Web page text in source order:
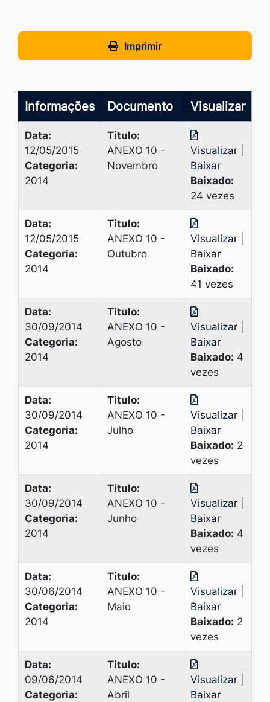
Imprimir
Informações Documento Visualizar
Data:
12/05/2015
Categoria:
2014
Titulo:
ANEXO 10 -
Novembro
Visualizar
Baixar
Baixado:
24 vezes
Data:
12/05/2015
Categoria:
2014
Titulo:
ANEXO 10 -
Outubro
Visualizar
Baixar
Baixado:
41 vezes
Data:
30/09/2014
Categoria:
2014
Titulo:
ANEXO 10 -
Agosto
Visualizar
Baixar
Baixado: 4
vezes
Data:
30/09/2014
Categoria:
2014
Titulo:
ANEXO 10 -
Julho
Visualizar
Baixar
Baixado: 2
vezes
Data:
30/09/2014
Categoria:
2014
Titulo:
ANEXO 10 -
Junho
Visualizar
Baixar
Baixado: 4
vezes
Data:
30/06/2014
Categoria:
2014
Titulo:
ANEXO 10 -
Maio
Visualizar
Baixar
Baixado: 2
vezes
Data:
09/06/2014
Categoria:
Titulo:
ANEXO 10 -
Abril
Visualizar
Baixar